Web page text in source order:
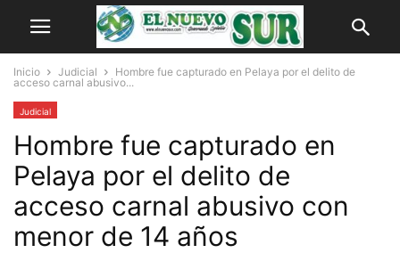
Inicio Judicial
Hombre fue capturado en Pelaya por el delito de
acceso carnal abusivo...
Judicial
Hombre fue capturado en
Pelaya por el delito de
acceso carnal abusivo con
menor de 14 años